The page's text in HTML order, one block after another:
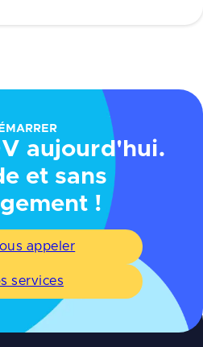
aujourd'hui.
et sans
!
appeler
services